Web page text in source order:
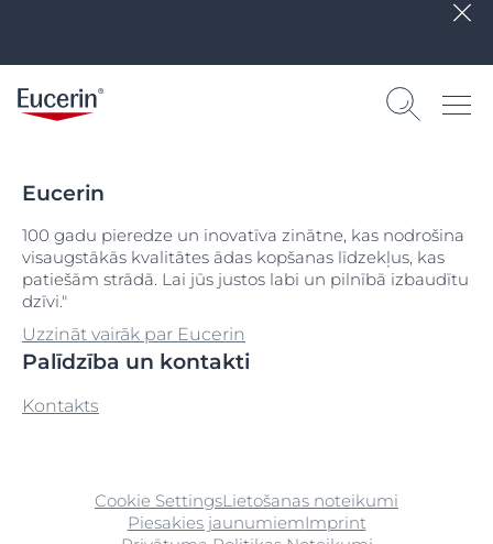
Eucerin
100 gadu pieredze un inovatīva zinātne, kas nodrošina
visaugstākās kvalitātes ādas kopšanas līdzekļus, kas
patiešām strādā. Lai jūs justos labi un pilnībā izbaudītu
dzīvi."
Uzzināt vairāk par Eucerin
Palīdzība un kontakti
Kontakts
Cookie SettingsLietošanas noteikumi
Piesakies jaunumiemImprint